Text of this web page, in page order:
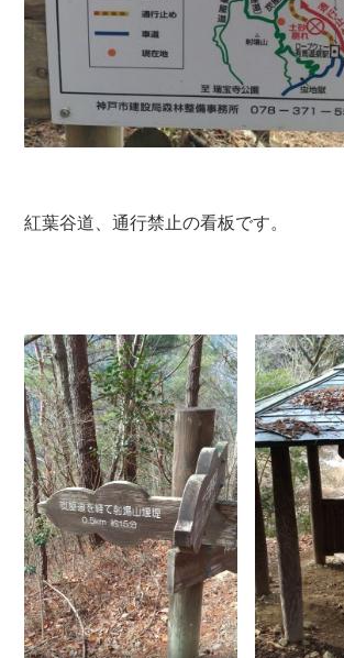
紅葉谷道、通行禁止の看板です。